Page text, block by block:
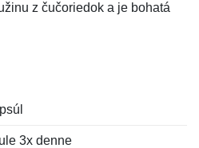
z čučoriedok a je bohatá
3x denne